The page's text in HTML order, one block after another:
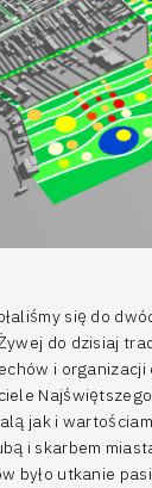
się do
do dzisiaj
i organizacji
jak i
i skarbem
było utkanie